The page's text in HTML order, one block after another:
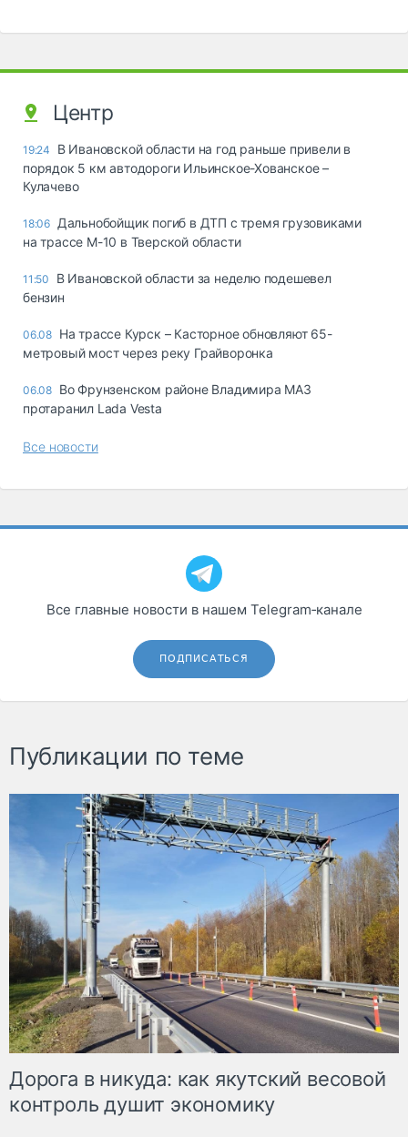
Центр
19:24
В Ивановской области на год раньше привели в
порядок 5 км автодороги Ильинское-Хованское –
Кулачево
18:06 Дальнобойщик погиб в ДТП с тремя грузовиками
на трассе М-10 в Тверской области
11:50
В Ивановской области за неделю подешевел
бензин
06.08 На трассе Курск – Касторное обновляют 65-
метровый мост через реку Грайворонка
06.08 Во Фрунзенском районе Владимира МАЗ
протаранил Lada Vesta
Все новости
Все главные новости в нашем Telegram‑канале
ПОДПИСАТЬСЯ
Публикации по теме
Дорога в никуда: как якутский весовой
контроль душит экономику